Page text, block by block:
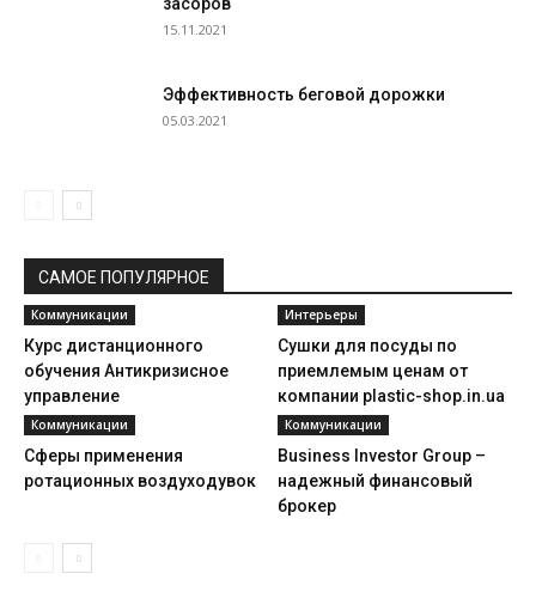
15.11.2021
Эффективность беговой дорожки
05.03.2021
САМОЕ ПОПУЛЯРНОЕ
Коммуникации
Курс дистанционного
обучения Антикризисное
управление
Интерьеры
Сушки для посуды по
приемлемым ценам от
компании plastic-shop.in.ua
Коммуникации
Сферы применения
ротационных воздуходувок
Коммуникации
Business Investor Group –
надежный финансовый
брокер